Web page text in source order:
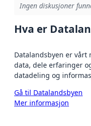
Ingen diskusjoner
Hva er
Datalandsbyen er
data, dele erfaringer
datadeling og
Gå til Datalandsbyen
Mer informasjon